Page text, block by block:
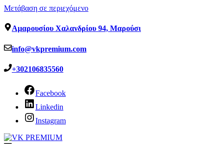
Μετάβαση σε περιεχόμενο
Αμαρουσίου Χαλανδρίου 94, Μαρούσι
info@vkpremium.com
+302106835560
Facebook
Linkedin
Instagram